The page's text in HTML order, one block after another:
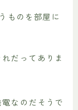
ものを部屋に
だってありま
なのだそうで